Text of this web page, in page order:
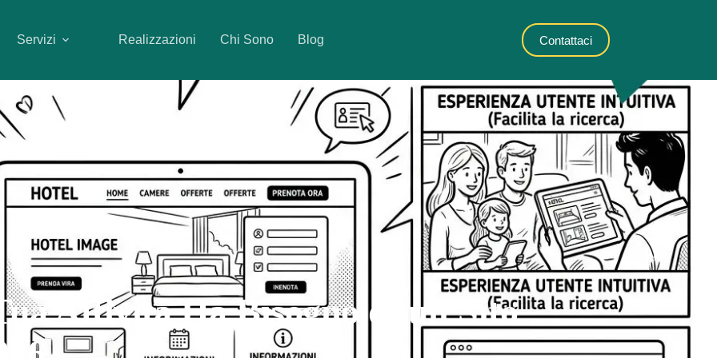
Servizi Realizzazioni Chi Sono Blog Contattaci
Attività Ha Bisogno di un Sito